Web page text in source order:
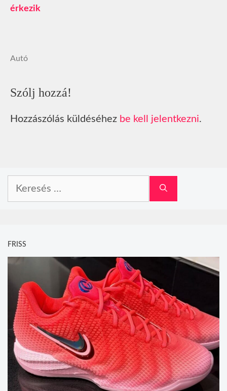
érkezik
Autó
Szólj hozzá!
Hozzászólás küldéséhez be kell jelentkezni.
FRISS